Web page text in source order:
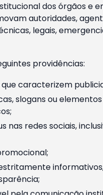
dos órgãos e
autoridades,
legais,
providências:
caracterizem
slogans ou
redes sociais,